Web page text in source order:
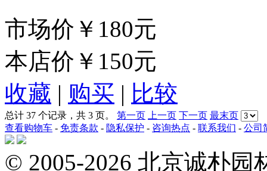
市场价 ￥180元
本店价 ￥150元
收藏 | 购买 | 比较
总计 37 个记录，共 3 页。 第一页 上一页 下一页 最末页
查看购物车 - 免责条款 - 隐私保护 - 咨询热点 - 联系我们 - 公司
© 2005-2026 北京诚朴园